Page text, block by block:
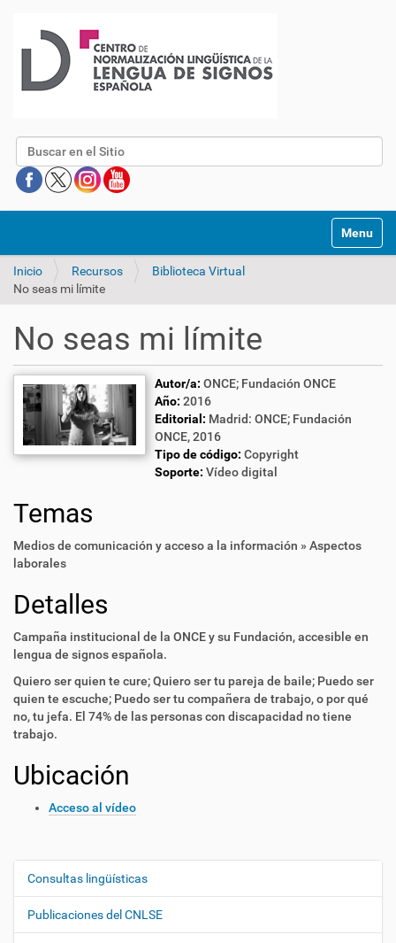
Buscar
Mostrar/
Inicio Recursos
Biblioteca Virtual
No seas mi límite
No seas mi límite
Autor/a: ONCE; Fundación ONCE
Año: 2016
Editorial: Madrid: ONCE; Fundación
ONCE, 2016
Tipo de código: Copyright
Soporte: Vídeo digital
Temas
Medios de comunicación y acceso a la información » Aspectos
laborales
Detalles
Campaña institucional de la ONCE y su Fundación, accesible en
lengua de signos española.
Quiero ser quien te cure; Quiero ser tu pareja de baile; Puedo ser
quien te escuche; Puedo ser tu compañera de trabajo, o por qué
no, tu jefa. El 74% de las personas con discapacidad no tiene
trabajo.
Ubicación
Acceso al vídeo
N
Consultas lingüísticas
Publicaciones del CNLSE